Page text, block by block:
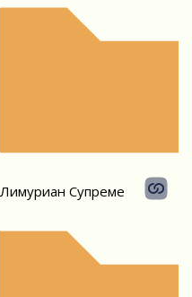
Лимуриан Супреме